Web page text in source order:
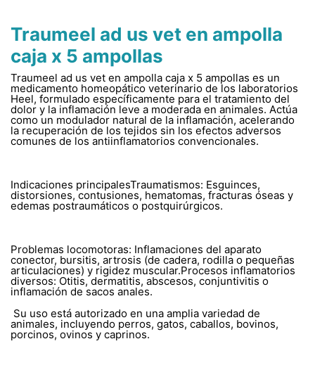
Traumeel ad us vet en ampolla
caja x 5 ampollas
Traumeel ad us vet en ampolla caja x 5 ampollas es un
medicamento homeopático veterinario de los laboratorios
Heel, formulado específicamente para el tratamiento del
dolor y la inflamación leve a moderada en animales. Actúa
como un modulador natural de la inflamación, acelerando
la recuperación de los tejidos sin los efectos adversos
comunes de los antiinflamatorios convencionales.
Indicaciones principalesTraumatismos: Esguinces,
distorsiones, contusiones, hematomas, fracturas óseas y
edemas postraumáticos o postquirúrgicos.
Problemas locomotoras: Inflamaciones del aparato
conector, bursitis, artrosis (de cadera, rodilla o pequeñas
articulaciones) y rigidez muscular.Procesos inflamatorios
diversos: Otitis, dermatitis, abscesos, conjuntivitis o
inflamación de sacos anales.
Su uso está autorizado en una amplia variedad de
animales, incluyendo perros, gatos, caballos, bovinos,
porcinos, ovinos y caprinos.